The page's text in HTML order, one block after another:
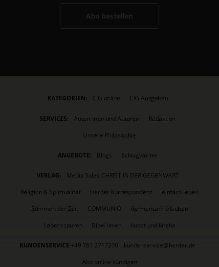
Abo bestellen
KATEGORIEN: CIG online CIG Ausgaben
SERVICES: Autorinnen und Autoren
Redaktion
Unsere Philosophie
ANGEBOTE: Blogs Schlagwörter
VERLAG:
Media Sales CHRIST IN DER GEGENWART
Religion & Spiritualität
Herder Korrespondenz
einfach leben
Stimmen der Zeit
COMMUNIO
Gemeinsam Glauben
Lebensspuren
Bibel lesen kunst und kirche
KUNDENSERVICE +49 761 2717200
kundenservice@herder.de
Abo online kündigen